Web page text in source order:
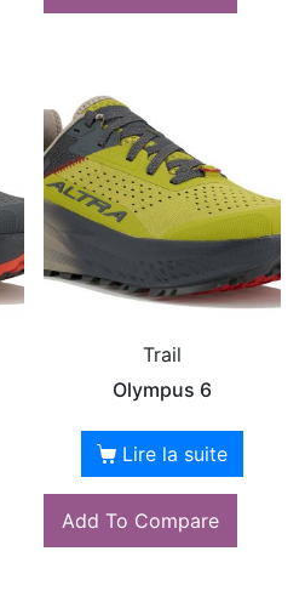
Trail
Olympus 6
Lire la suite
Add To Compare